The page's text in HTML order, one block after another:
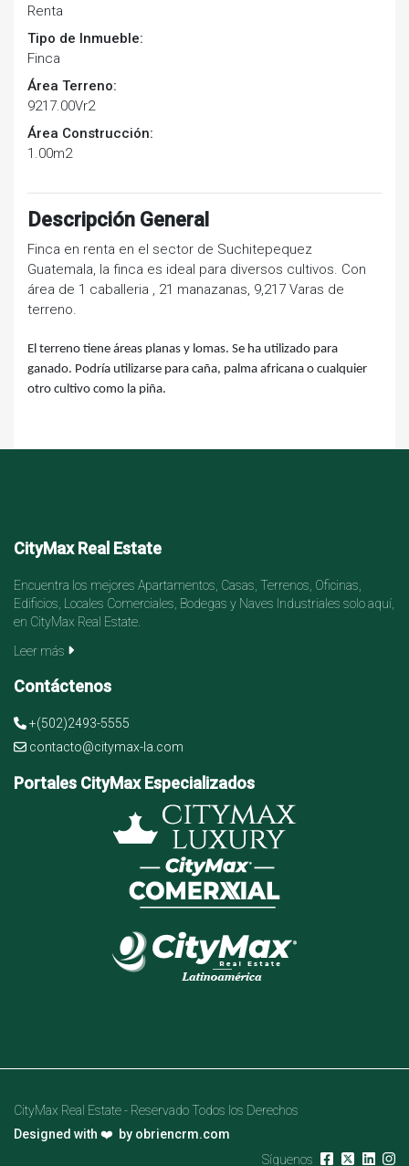
Renta
Tipo de Inmueble:
Finca
Área Terreno:
9217.00Vr2
Área Construcción:
1.00m2
Descripción General
Finca en renta en el sector de Suchitepequez
Guatemala, la finca es ideal para diversos cultivos. Con
área de 1 caballeria , 21 manazanas, 9,217 Varas de
terreno.
El terreno tiene áreas planas y lomas. Se ha utilizado para
ganado. Podría utilizarse para caña, palma africana o cualquier
otro cultivo como la piña.
CityMax Real Estate
Encuentra los mejores Apartamentos, Casas, Terrenos, Oficinas,
Edificios, Locales Comerciales, Bodegas y Naves Industriales solo aquí,
en CityMax Real Estate.
Leer más
Contáctenos
+(502)2493-5555
contacto@citymax-la.com
Portales CityMax Especializados
CityMax Real Estate - Reservado Todos los Derechos
Designed with ❤️ by obriencrm.com
Síguenos